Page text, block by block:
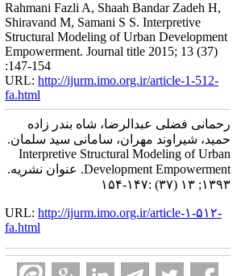
Rahmani Fazli A, Shaah Bandar Zadeh H,
Shiravand M, Samani S S. Interpretive
Structural Modeling of Urban Development
Empowerment. Journal title 2015; 13 (37)
:147-154
URL: http://ijurm.imo.org.ir/article-1-512-
fa.html
رحمانی فضلی عبدالرضا، شاه بندر زاده
حمید، شیراوند مهران، سامانی سید سلمان.
Interpretive Structural Modeling of Urban
Development Empowerment. عنوان نشریه.
۱۳۹۳; ۱۳ (۳۷) :۱۴۷-۱۵۴
URL: http://ijurm.imo.org.ir/article-۱-۵۱۲-
fa.html